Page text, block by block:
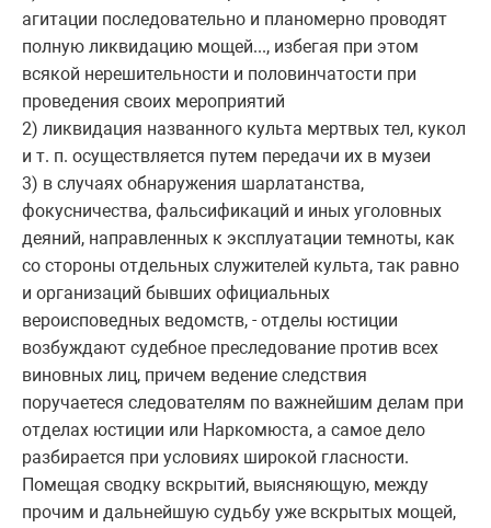
агитации последовательно и планомерно проводят
полную ликвидацию мощей..., избегая при этом
всякой нерешительности и половинчатости при
проведения своих мероприятий
2) ликвидация названного культа мертвых тел, кукол
и т. п. осуществляется путем передачи их в музеи
3) в случаях обнаружения шарлатанства,
фокусничества, фальсификаций и иных уголовных
деяний, направленных к эксплуатации темноты, как
со стороны отдельных служителей культа, так равно
и организаций бывших официальных
вероисповедных ведомств, - отделы юстиции
возбуждают судебное преследование против всех
виновных лиц, причем ведение следствия
поручаетеся следователям по важнейшим делам при
отделах юстиции или Наркомюста, а самое дело
разбирается при условиях широкой гласности.
Помещая сводку вскрытий, выясняющую, между
прочим и дальнейшую судьбу уже вскрытых мощей,